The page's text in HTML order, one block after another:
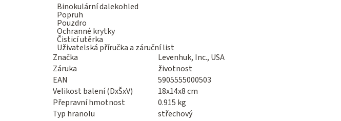
Binokulární dalekohled
Popruh
Pouzdro
Ochranné krytky
Čisticí utěrka
Uživatelská příručka a záruční list
Značka
Levenhuk, Inc., USA
Záruka
životnost
EAN
5905555000503
Velikost balení (DxŠxV)
18x14x8 cm
Přepravní hmotnost
0.915 kg
Typ hranolu
střechový